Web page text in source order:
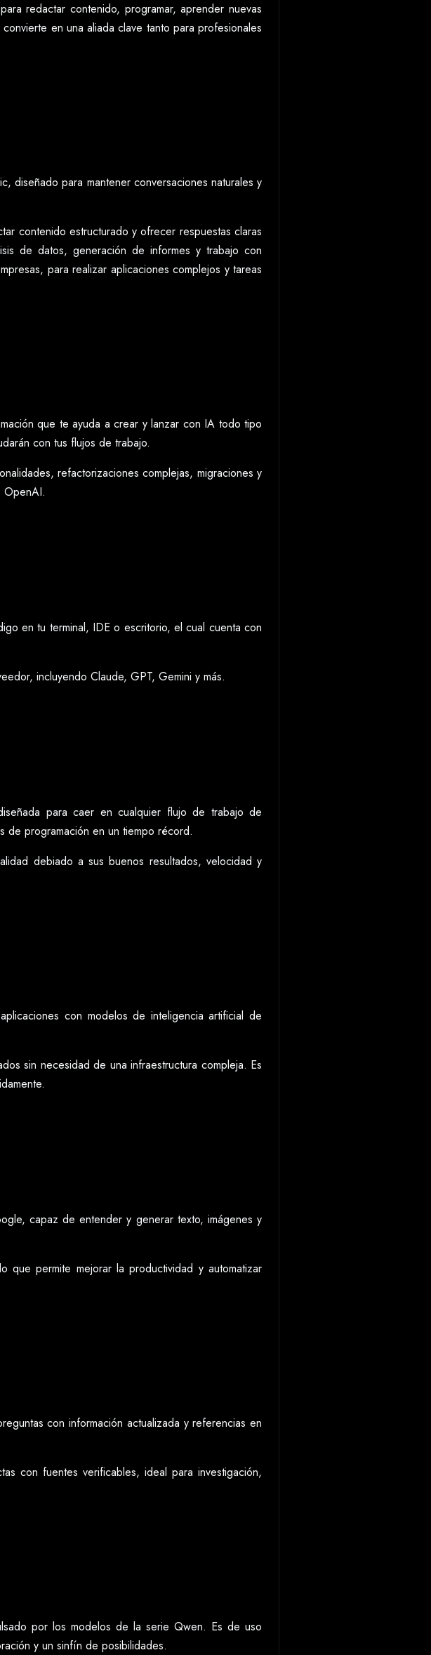
redactar contenido, programar, aprender nuevas
en una aliada clave tanto para profesionales
diseñado para mantener conversaciones naturales y
contenido estructurado y ofrecer respuestas claras
de datos, generación de informes y trabajo con
para realizar aplicaciones complejos y tareas
que te ayuda a crear y lanzar con IA todo tipo
con tus flujos de trabajo.
refactorizaciones complejas, migraciones y
OpenAI.
en tu terminal, IDE o escritorio, el cual cuenta con
incluyendo Claude, GPT, Gemini y más.
para caer en cualquier flujo de trabajo de
de programación en un tiempo récord.
debiado a sus buenos resultados, velocidad y
con modelos de inteligencia artificial de
sin necesidad de una infraestructura compleja. Es
capaz de entender y generar texto, imágenes y
permite mejorar la productividad y automatizar
con información actualizada y referencias en
con fuentes verificables, ideal para investigación,
por los modelos de la serie Qwen. Es de uso
y un sinfín de posibilidades.